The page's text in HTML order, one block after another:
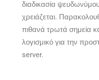
διαδικασία
χρειάζεται.
πιθανά τρωτά σημεία
λογισμικό για την
server.